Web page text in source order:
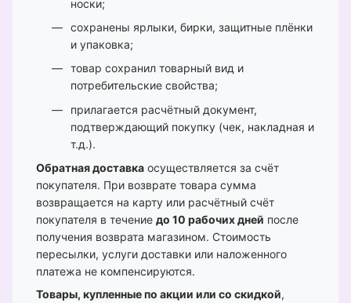
носки;
сохранены ярлыки, бирки, защитные плёнки
и упаковка;
товар сохранил товарный вид и
потребительские свойства;
прилагается расчётный документ,
подтверждающий покупку (чек, накладная и
т.д.).
Обратная доставка осуществляется за счёт
покупателя. При возврате товара сумма
возвращается на карту или расчётный счёт
покупателя в течение до 10 рабочих дней после
получения возврата магазином. Стоимость
пересылки, услуги доставки или наложенного
платежа не компенсируются.
Товары, купленные по акции или со скидкой,